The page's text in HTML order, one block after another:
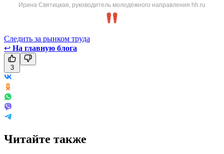
Ирина Святицкая, руководитель молодёжного направления hh.ru
Следить за рынком труда
↩ На главную блога
3
Читайте также